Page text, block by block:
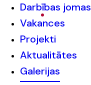
Darbības jomas
Vakances
Projekti
Aktualitātes
Galerijas